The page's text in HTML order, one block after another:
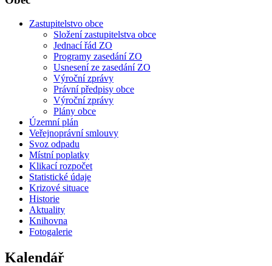
Zastupitelstvo obce
Složení zastupitelstva obce
Jednací řád ZO
Programy zasedání ZO
Usnesení ze zasedání ZO
Výroční zprávy
Právní předpisy obce
Výroční zprávy
Plány obce
Územní plán
Veřejnoprávní smlouvy
Svoz odpadu
Místní poplatky
Klikací rozpočet
Statistické údaje
Krizové situace
Historie
Aktuality
Knihovna
Fotogalerie
Kalendář